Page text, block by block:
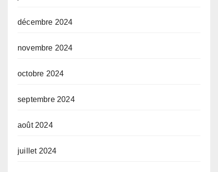
décembre 2024
novembre 2024
octobre 2024
septembre 2024
août 2024
juillet 2024